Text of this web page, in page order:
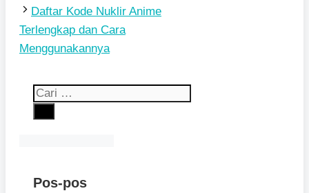
Daftar Kode Nuklir Anime
Terlengkap dan Cara
Menggunakannya
Cari
Pos-pos